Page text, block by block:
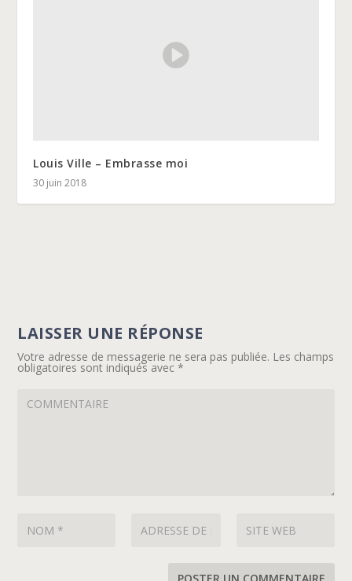
Louis Ville – Embrasse moi
30 juin 2018
LAISSER UNE RÉPONSE
Votre adresse de messagerie ne sera pas publiée. Les champs
obligatoires sont indiqués avec*